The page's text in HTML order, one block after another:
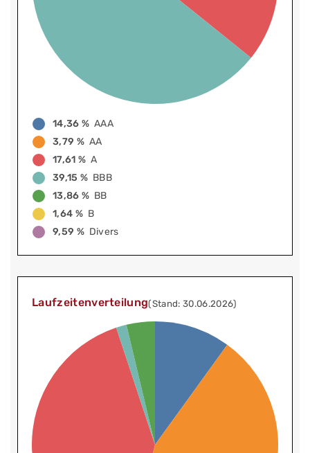
14,36 % AAA
3,79 % AA
17,61 % A
39,15 % BBB
13,86 % BB
1,64 % B
9,59 % Divers
Laufzeitenverteilung(Stand: 30.06.2026)